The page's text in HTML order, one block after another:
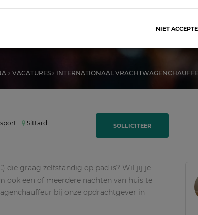
VACATURES INTERNATIONAAL
Sittard
SOLLICITEER
die graag zelfstandig op pad is? Wil jij je
ook een of meerdere nachten van huis te
bij onze opdrachtgever in
NIET